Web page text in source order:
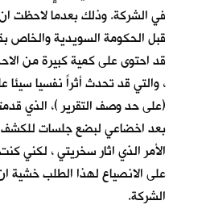
في الشركة. وذلك بعدما لاحظت
قبل الحكومة السويدية والخاص
قد احتوى على كمية كبيرة من
، والتي قد تحدث أثراً نفسيا سيئا
(على حد وصف التقرير )، الذي
بعد اخضاعي لبضع جلسات للكشف
الأمر الذي اثار سخريتي ، لكني
على الانصياع لهذا الطلب خشية
الشركة.